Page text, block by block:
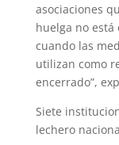
asociaciones
huelga no está
cuando las
utilizan como
encerrado”,
Siete
lechero